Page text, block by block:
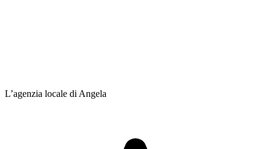
L’agenzia locale di Angela